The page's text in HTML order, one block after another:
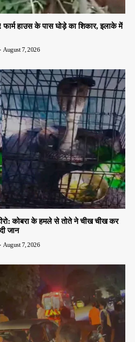
हाउस के पास घोड़े का शिकार, इलाके में
August 7, 2026
कोबरा के हमले से तोते ने चीख चीख कर
जान
August 7, 2026